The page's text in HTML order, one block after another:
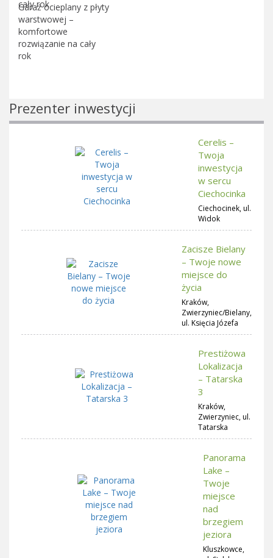
Garaż ocieplany z płyty
warstwowej –
komfortowe
rozwiązanie na cały
rok
Prezenter inwestycji
Cerelis –
Twoja
inwestycja
w sercu
Ciechocinka
Ciechocinek, ul.
Widok
Zacisze Bielany
– Twoje nowe
miejsce do
życia
Kraków,
Zwierzyniec/Bielany,
ul. Księcia Józefa
Prestiżowa
Lokalizacja
– Tatarska
3
Kraków,
Zwierzyniec, ul.
Tatarska
Panorama
Lake –
Twoje
miejsce
nad
brzegiem
jeziora
Kluszkowce,